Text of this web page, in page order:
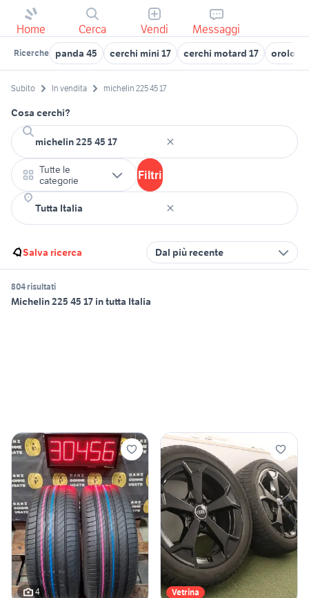
Home Cerca Vendi Messaggi
Ricerche panda 45 cerchi mini 17 cerchi motard 17
Subito In vendita michelin 225 45 17
Cosa cerchi?
Tutte le
categorie
Filtri
Salva ricerca Dal più recente
804 risultati
Michelin 225 45 17 in tutta Italia
4 Vetrina